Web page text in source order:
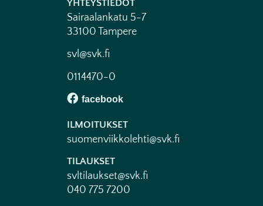
YHTEYSTIEDOT
Sairaalankatu 5-7
33100 Tampere
svl@svk.fi
0114470-0
ILMOITUKSET
suomenviikkolehti@svk.fi
TILAUKSET
svltilaukset@svk.fi
040 775 7200